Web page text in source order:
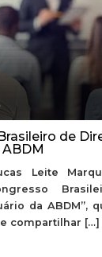
de
Leite
da ABDM”,
compartilhar […]